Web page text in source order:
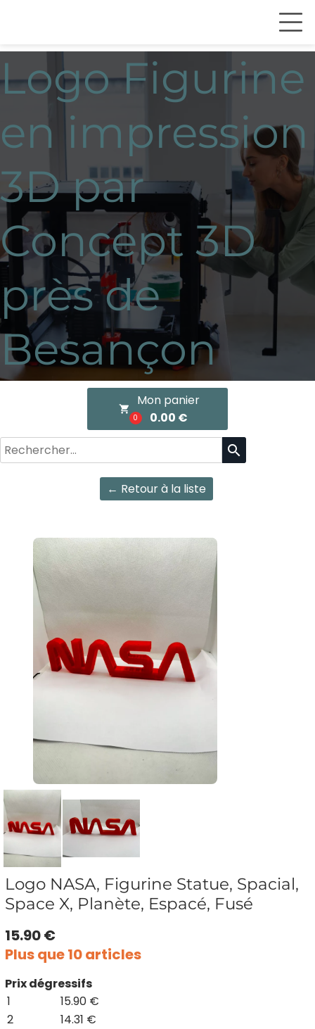
Logo Figurine
en impression
3D par
Concept 3D
près de
Besançon
local_grocery_store
0
Mon panier
0.00 €
search
← Retour à la liste
Logo NASA, Figurine Statue, Spacial,
Space X, Planète, Espacé, Fusé
15.90 €
Plus que 10 articles
Prix dégressifs
1
15.90 €
2
14.31 €